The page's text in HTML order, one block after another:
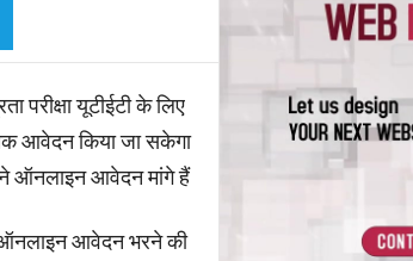
Copy URL
यूटीईटी के लिए
आवेदन किया जा सकेगा
ने ऑनलाइन आवेदन मांगे हैं
ऑनलाइन आवेदन भरने की